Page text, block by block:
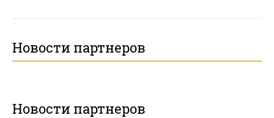
Новости партнеров
Новости партнеров